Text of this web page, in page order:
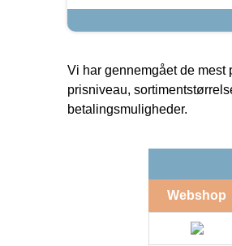
Vi har gennemgået de
prisniveau,
betalingsmuligheder.
Webshop